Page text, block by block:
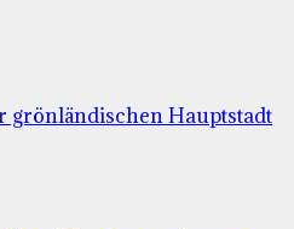
grönländischen Hauptstadt